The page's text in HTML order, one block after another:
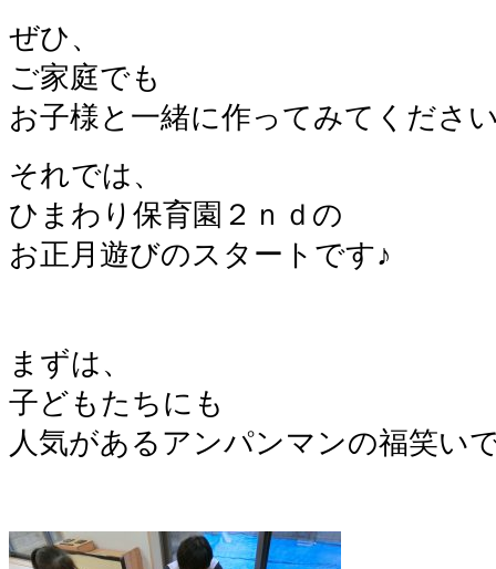
ぜひ、
ご家庭でも
お子様と一緒に作ってみてくださ
それでは、
ひまわり保育園２ｎｄの
お正月遊びのスタートです♪
まずは、
子どもたちにも
人気があるアンパンマンの福笑い